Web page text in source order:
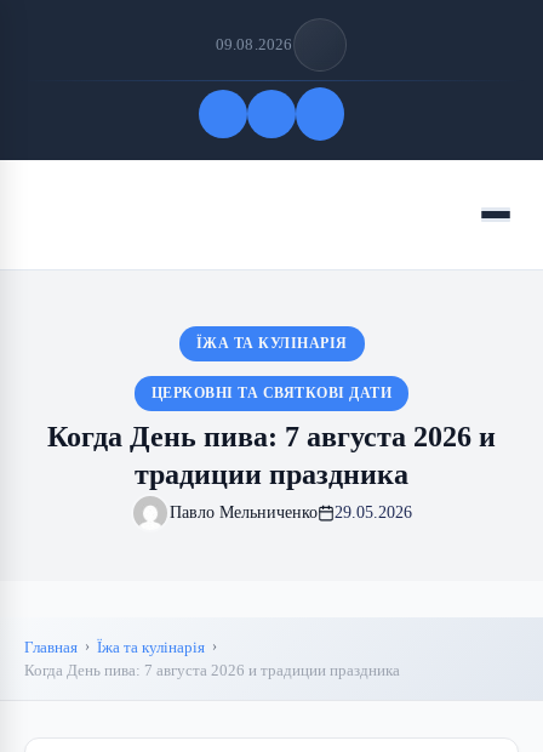
09.08.2026
Меню
ЇЖА ТА КУЛІНАРІЯ
ЦЕРКОВНІ ТА СВЯТКОВІ ДАТИ
Когда День пива: 7 августа 2026 и
традиции праздника
Павло Мельниченко 29.05.2026
Главная
Їжа та кулінарія
Когда День пива: 7 августа 2026 и традиции праздника